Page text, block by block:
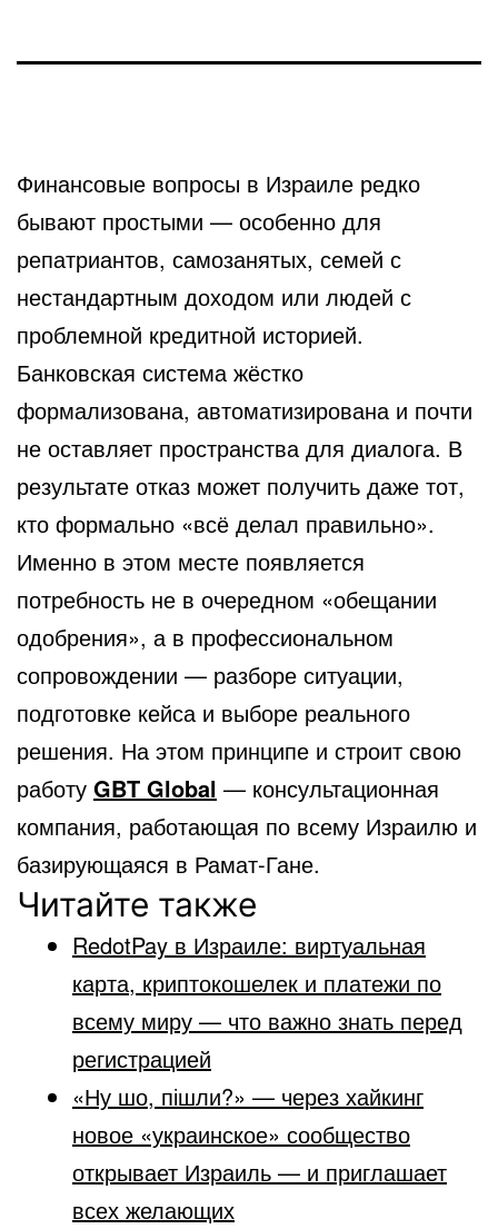
Финансовые вопросы в Израиле редко
бывают простыми — особенно для
репатриантов, самозанятых, семей с
нестандартным доходом или людей с
проблемной кредитной историей.
Банковская система жёстко
формализована, автоматизирована и почти
не оставляет пространства для диалога. В
результате отказ может получить даже тот,
кто формально «всё делал правильно».
Именно в этом месте появляется
потребность не в очередном «обещании
одобрения», а в профессиональном
сопровождении — разборе ситуации,
подготовке кейса и выборе реального
решения. На этом принципе и строит свою
работу GBT Global — консультационная
компания, работающая по всему Израилю и
базирующаяся в Рамат-Гане.
Читайте также
RedotPay в Израиле: виртуальная
карта, криптокошелек и платежи по
всему миру — что важно знать перед
регистрацией
«Ну шо, пішли?» — через хайкинг
новое «украинское» сообщество
открывает Израиль — и приглашает
всех желающих